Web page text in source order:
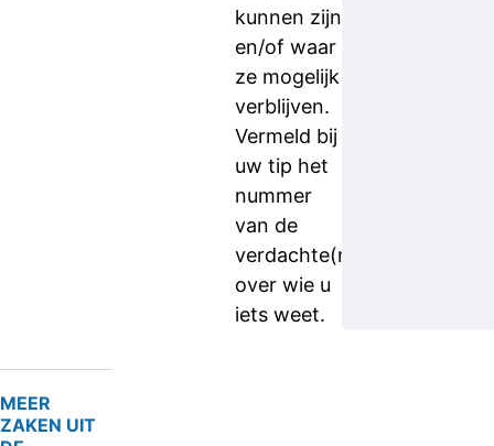
kunnen zijn
en/of waar
ze mogelijk
verblijven.
Vermeld bij
uw tip het
nummer
van de
verdachte(n)
over wie u
iets weet.
MEER
ZAKEN UIT